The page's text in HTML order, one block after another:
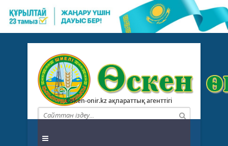
Osken-onir.kz ақпараттық агенттігі